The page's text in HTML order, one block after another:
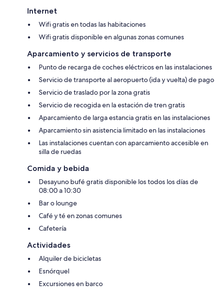
Internet
Wifi gratis en todas las habitaciones
Wifi gratis disponible en algunas zonas comunes
Aparcamiento y servicios de transporte
Punto de recarga de coches eléctricos en las instalaciones
Servicio de transporte al aeropuerto (ida y vuelta) de pago
Servicio de traslado por la zona gratis
Servicio de recogida en la estación de tren gratis
Aparcamiento de larga estancia gratis en las instalaciones
Aparcamiento sin asistencia limitado en las instalaciones
Las instalaciones cuentan con aparcamiento accesible en
silla de ruedas
Comida y bebida
Desayuno bufé gratis disponible los todos los días de
08:00 a 10:30
Bar o lounge
Café y té en zonas comunes
Cafetería
Actividades
Alquiler de bicicletas
Esnórquel
Excursiones en barco